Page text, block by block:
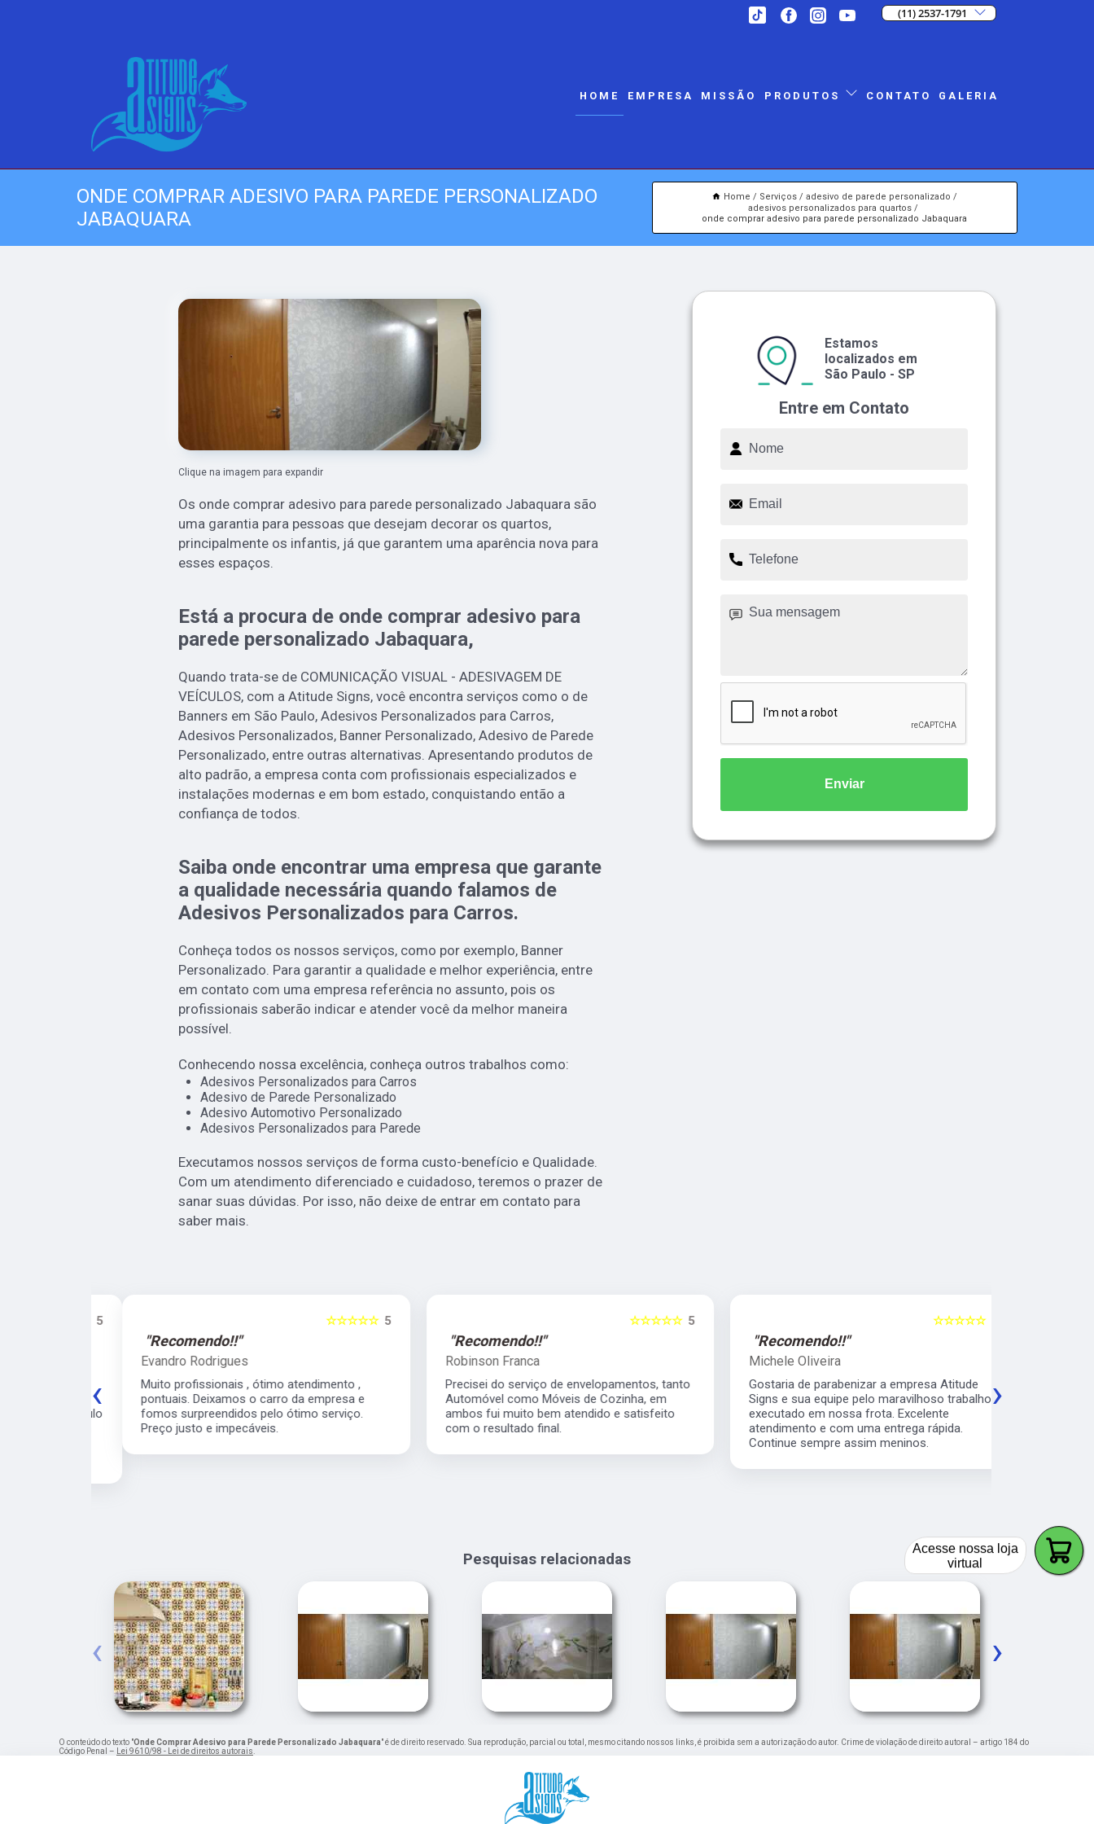
(11) 2537-1791
HOME EMPRESA MISSÃO PRODUTOS CONTATO GALERIA
ONDE COMPRAR ADESIVO PARA PAREDE PERSONALIZADO
JABAQUARA
Home Serviços
adesivo de parede personalizado
adesivos personalizados para quartos
onde comprar adesivo para parede personalizado Jabaquara
Clique na imagem para expandir
Os onde comprar adesivo para parede personalizado Jabaquara são
uma garantia para pessoas que desejam decorar os quartos,
principalmente os infantis, já que garantem uma aparência nova para
esses espaços.
Está a procura de onde comprar adesivo para
parede personalizado Jabaquara,
Quando trata-se de COMUNICAÇÃO VISUAL - ADESIVAGEM DE
VEÍCULOS, com a Atitude Signs, você encontra serviços como o de
Banners em São Paulo, Adesivos Personalizados para Carros,
Adesivos Personalizados, Banner Personalizado, Adesivo de Parede
Personalizado, entre outras alternativas. Apresentando produtos de
alto padrão, a empresa conta com profissionais especializados e
instalações modernas e em bom estado, conquistando então a
confiança de todos.
Saiba onde encontrar uma empresa que garante
a qualidade necessária quando falamos de
Adesivos Personalizados para Carros.
Conheça todos os nossos serviços, como por exemplo, Banner
Personalizado. Para garantir a qualidade e melhor experiência, entre
em contato com uma empresa referência no assunto, pois os
profissionais saberão indicar e atender você da melhor maneira
possível.
Conhecendo nossa excelência, conheça outros trabalhos como:
Adesivos Personalizados para Carros
Adesivo de Parede Personalizado
Adesivo Automotivo Personalizado
Adesivos Personalizados para Parede
Executamos nossos serviços de forma custo-benefício e Qualidade.
Com um atendimento diferenciado e cuidadoso, teremos o prazer de
sanar suas dúvidas. Por isso, não deixe de entrar em contato para
saber mais.
Entre em Contato
Estamos
localizados em
São Paulo - SP
Enviar
5
☆☆☆☆☆
"Recomendo!!"
Evandro Rodrigues
Muito profissionais , ótimo atendimento ,
pontuais. Deixamos o carro da empresa e
fomos surpreendidos pelo ótimo serviço.
Preço justo e impecáveis.
5
☆☆☆☆☆
"Recomendo!!"
Robinson Franca
Precisei do serviço de envelopamentos, tanto
Automóvel como Móveis de Cozinha, em
ambos fui muito bem atendido e satisfeito
com o resultado final.
5
☆☆☆☆☆
"Recomendo!!"
Michele Oliveira
Gostaria de parabenizar a empresa Atitude
Signs e sua equipe pelo maravilhoso trabalho
executado em nossa frota. Excelente
atendimento e com uma entrega rápida.
Continue sempre assim meninos.
‹ ›
Pesquisas relacionadas
‹ ›
O conteúdo do texto "Onde Comprar Adesivo para Parede Personalizado Jabaquara" é de direito reservado. Sua reprodução, parcial ou total, mesmo citando nossos links, é proibida sem a autorização do autor. Crime de violação de direito autoral – artigo 184 do
Código Penal – Lei 9610/98 - Lei de direitos autorais.
Acesse nossa loja
virtual